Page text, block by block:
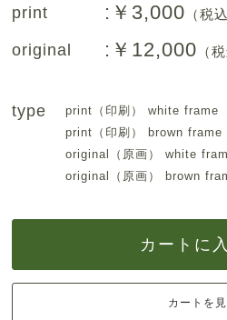
print :￥3,000 （税
original :￥12,000 （
type print（印刷） white frame
print（印刷） brown frame
original（原画） white
original（原画） brown
カートに
カートを